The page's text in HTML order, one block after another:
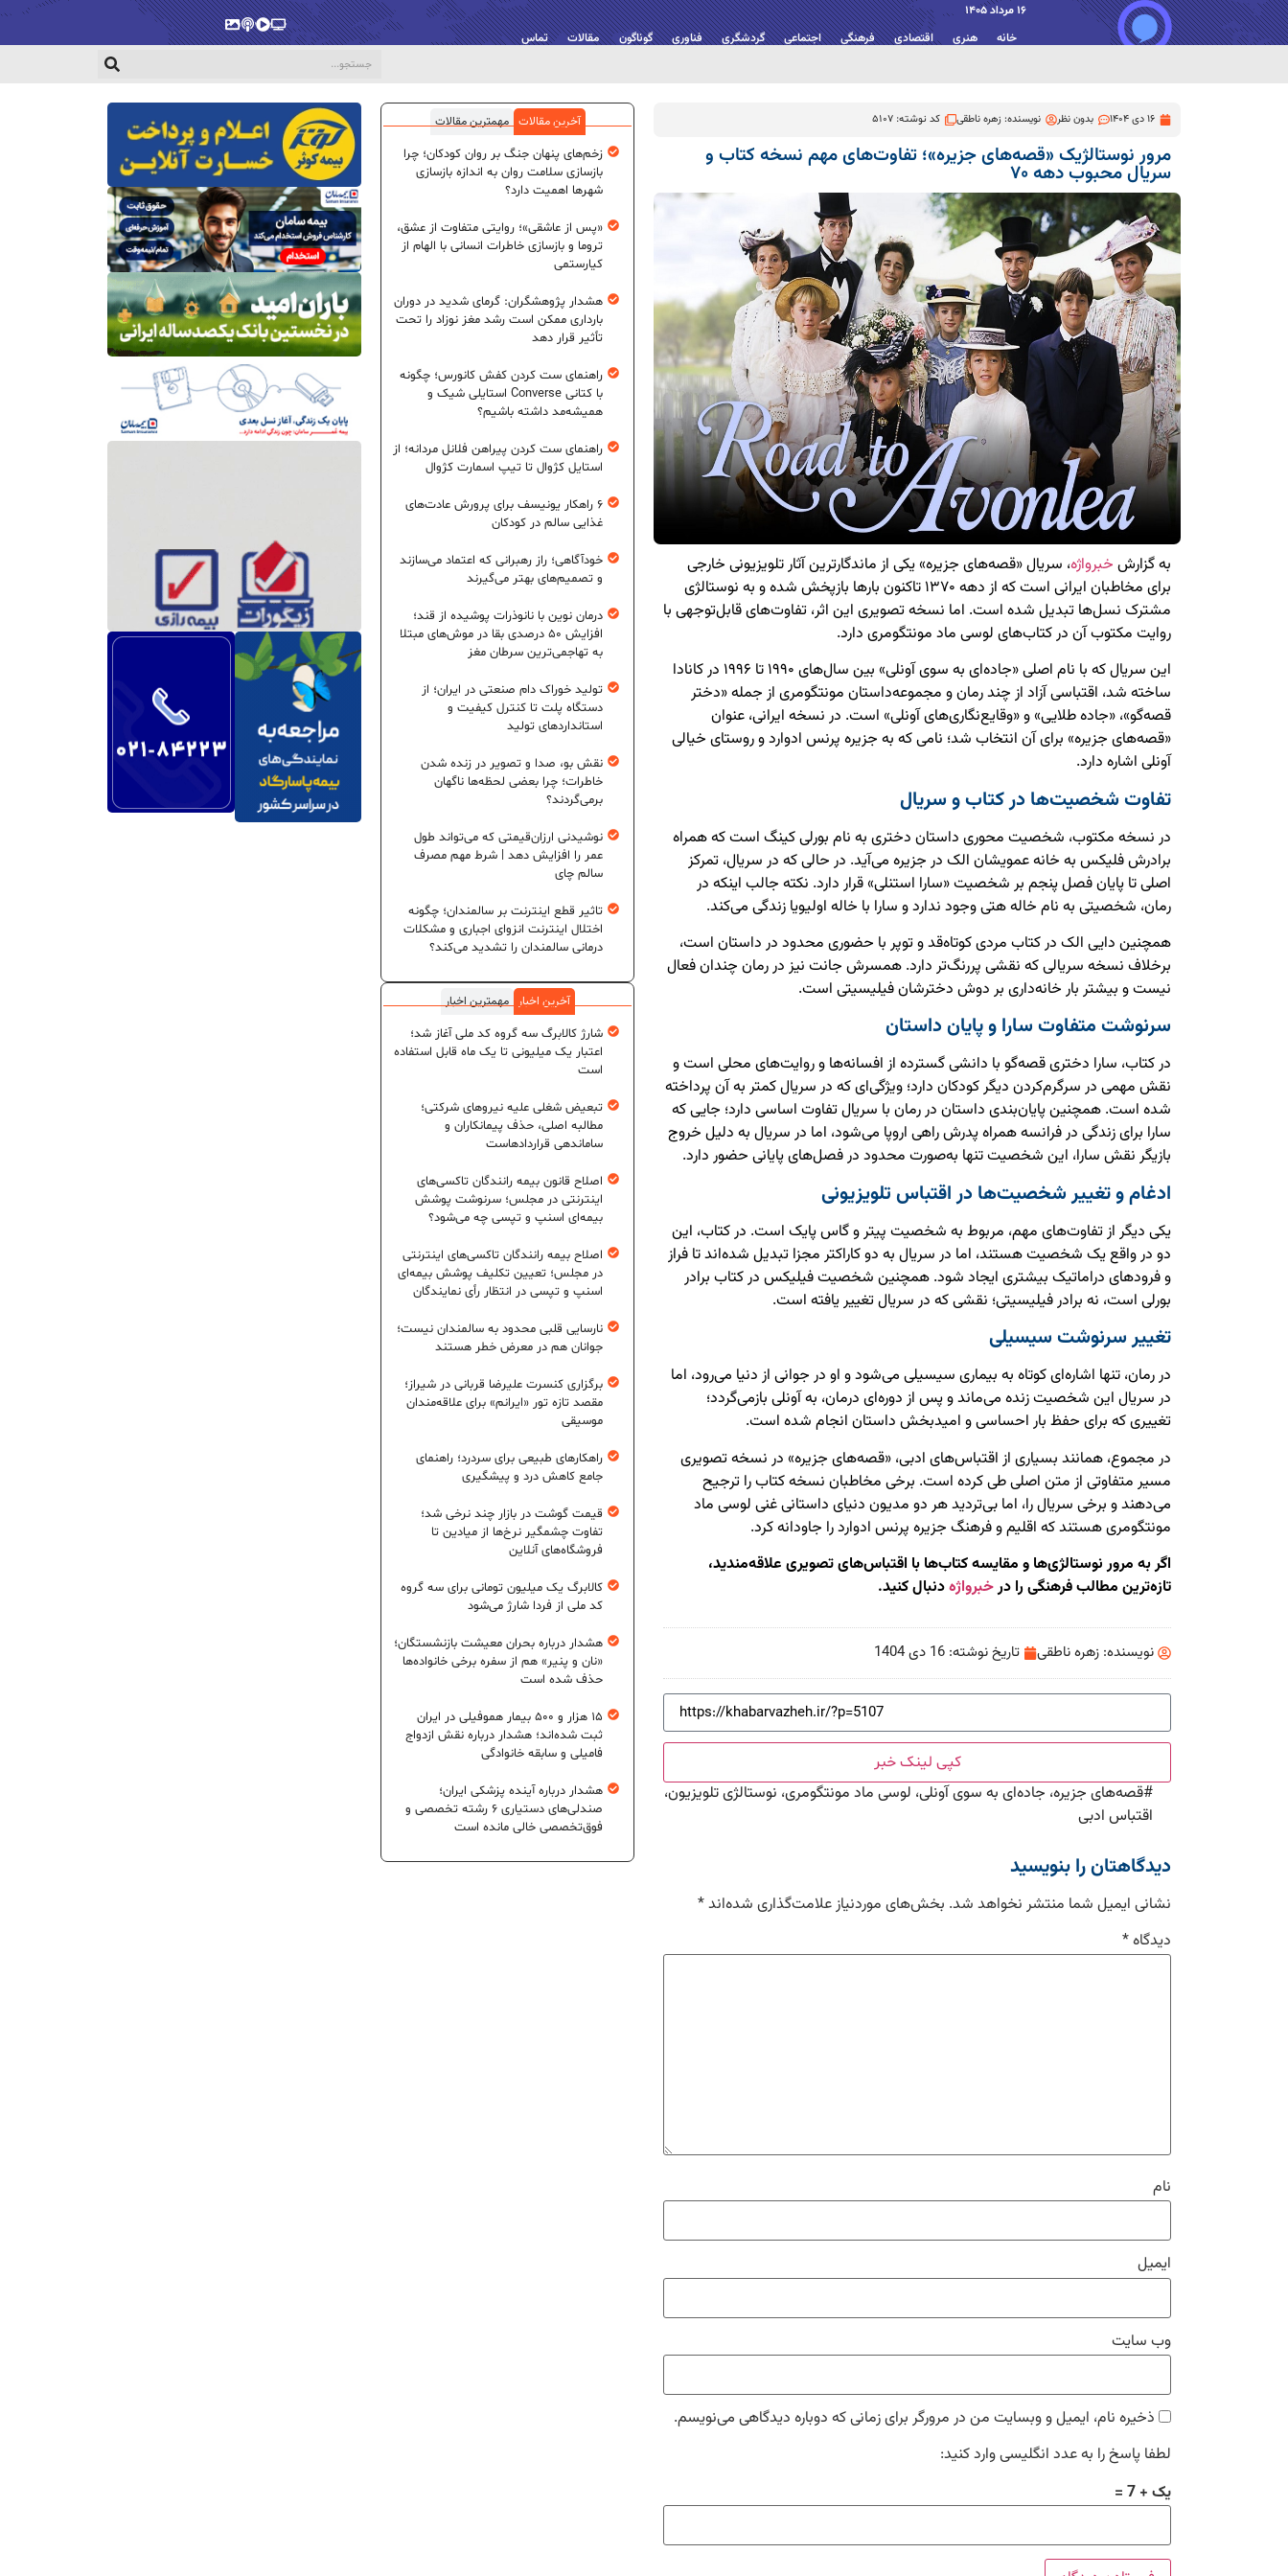
16 مرداد 1405
خانه هنری اقتصادی فرهنگی اجتماعی گردشگری فناوری گوناگون مقالات تماس
پخش‌زندهویدیو
پادکستگالری
16 دی 1404 بدون نظر نویسنده:زهره ناطقی کد نوشته: 5107
مرور نوستالژیک «قصه‌های جزیره»؛ تفاوت‌های مهم نسخه کتاب و
سریال محبوب دهه ۷۰
به گزارش خبرواژه، سریال «قصه‌های جزیره» یکی از ماندگارترین آثار تلویزیونی خارجی
برای مخاطبان ایرانی است که از دهه ۱۳۷۰ تاکنون بارها بازپخش شده و به نوستالژی
مشترک نسل‌ها تبدیل شده است. اما نسخه تصویری این اثر، تفاوت‌های قابل‌توجهی با
روایت مکتوب آن در کتاب‌های لوسی ماد مونتگومری دارد.
این سریال که با نام اصلی «جاده‌ای به سوی آونلی» بین سال‌های ۱۹۹۰ تا ۱۹۹۶ در کانادا
ساخته شد، اقتباسی آزاد از چند رمان و مجموعه‌داستان مونتگومری از جمله «دختر
قصه‌گو»، «جاده طلایی» و «وقایع‌نگاری‌های آونلی» است. در نسخه ایرانی، عنوان
«قصه‌های جزیره» برای آن انتخاب شد؛ نامی که به جزیره پرنس ادوارد و روستای خیالی
آونلی اشاره دارد.
تفاوت شخصیت‌ها در کتاب و سریال
در نسخه مکتوب، شخصیت محوری داستان دختری به نام بورلی کینگ است که همراه
برادرش فلیکس به خانه عمویشان الک در جزیره می‌آید. در حالی که در سریال، تمرکز
اصلی تا پایان فصل پنجم بر شخصیت «سارا استنلی» قرار دارد. نکته جالب اینکه در
رمان، شخصیتی به نام خاله هتی وجود ندارد و سارا با خاله اولیویا زندگی می‌کند.
همچنین دایی الک در کتاب مردی کوتاه‌قد و توپر با حضوری محدود در داستان است،
برخلاف نسخه سریالی که نقشی پررنگ‌تر دارد. همسرش جانت نیز در رمان چندان فعال
نیست و بیشتر بار خانه‌داری بر دوش دخترشان فیلیسیتی است.
سرنوشت متفاوت سارا و پایان داستان
در کتاب، سارا دختری قصه‌گو با دانشی گسترده از افسانه‌ها و روایت‌های محلی است و
نقش مهمی در سرگرم‌کردن دیگر کودکان دارد؛ ویژگی‌ای که در سریال کمتر به آن پرداخته
شده است. همچنین پایان‌بندی داستان در رمان با سریال تفاوت اساسی دارد؛ جایی که
سارا برای زندگی در فرانسه همراه پدرش راهی اروپا می‌شود، اما در سریال به دلیل خروج
بازیگر نقش سارا، این شخصیت تنها به‌صورت محدود در فصل‌های پایانی حضور دارد.
ادغام و تغییر شخصیت‌ها در اقتباس تلویزیونی
یکی دیگر از تفاوت‌های مهم، مربوط به شخصیت پیتر و گاس پایک است. در کتاب، این
دو در واقع یک شخصیت هستند، اما در سریال به دو کاراکتر مجزا تبدیل شده‌اند تا فراز
و فرودهای دراماتیک بیشتری ایجاد شود. همچنین شخصیت فیلیکس در کتاب برادر
بورلی است، نه برادر فیلیسیتی؛ نقشی که در سریال تغییر یافته است.
تغییر سرنوشت سیسیلی
در رمان، تنها اشاره‌ای کوتاه به بیماری سیسیلی می‌شود و او در جوانی از دنیا می‌رود، اما
در سریال این شخصیت زنده می‌ماند و پس از دوره‌ای درمان، به آونلی بازمی‌گردد؛
تغییری که برای حفظ بار احساسی و امیدبخش داستان انجام شده است.
در مجموع، همانند بسیاری از اقتباس‌های ادبی، «قصه‌های جزیره» در نسخه تصویری
مسیر متفاوتی از متن اصلی طی کرده است. برخی مخاطبان نسخه کتاب را ترجیح
می‌دهند و برخی سریال را، اما بی‌تردید هر دو مدیون دنیای داستانی غنی لوسی ماد
مونتگومری هستند که اقلیم و فرهنگ جزیره پرنس ادوارد را جاودانه کرد.
اگر به مرور نوستالژی‌ها و مقایسه کتاب‌ها با اقتباس‌های تصویری علاقه‌مندید،
تازه‌ترین مطالب فرهنگی را درخبرواژهدنبال کنید.
نویسنده: زهره ناطقی تاریخ نوشته: 16 دی 1404
کپی لینک خبر
#قصه‌های جزیره، جاده‌ای به سوی آونلی، لوسی ماد مونتگومری، نوستالژی تلویزیون،
اقتباس ادبی
دیدگاهتان را بنویسید
نشانی ایمیل شما منتشر نخواهد شد. بخش‌های موردنیاز علامت‌گذاری شده‌اند*
دیدگاه*
نام
ایمیل
وب‌ سایت
ذخیره نام، ایمیل و وبسایت من در مرورگر برای زمانی که دوباره دیدگاهی می‌نویسم.
لطفا پاسخ را به عدد انگلیسی وارد کنید:
یک + 7 =
آخرین مقالات مهمترین مقالات
زخم‌های پنهان جنگ بر روان کودکان؛ چرا
بازسازی سلامت روان به اندازه بازسازی
شهرها اهمیت دارد؟
«پس از عاشقی»؛ روایتی متفاوت از عشق،
تروما و بازسازی خاطرات انسانی با الهام از
کیارستمی
هشدار پژوهشگران: گرمای شدید در دوران
بارداری ممکن است رشد مغز نوزاد را تحت
تأثیر قرار دهد
راهنمای ست کردن کفش کانورس؛ چگونه
با کتانی Converse استایلی شیک و
همیشه‌مد داشته باشیم؟
راهنمای ست کردن پیراهن فلانل مردانه؛ از
استایل کژوال تا تیپ اسمارت کژوال
۶ راهکار یونیسف برای پرورش عادت‌های
غذایی سالم در کودکان
خودآگاهی؛ راز رهبرانی که اعتماد می‌سازند
و تصمیم‌های بهتر می‌گیرند
درمان نوین با نانوذرات پوشیده از قند؛
افزایش ۵۰ درصدی بقا در موش‌های مبتلا
به تهاجمی‌ترین سرطان مغز
تولید خوراک دام صنعتی در ایران؛ از
دستگاه پلت تا کنترل کیفیت و
استانداردهای تولید
نقش بو، صدا و تصویر در زنده شدن
خاطرات؛ چرا بعضی لحظه‌ها ناگهان
برمی‌گردند؟
نوشیدنی ارزان‌قیمتی که می‌تواند طول
عمر را افزایش دهد | شرط مهم مصرف
سالم چای
تاثیر قطع اینترنت بر سالمندان؛ چگونه
اختلال اینترنت انزوای اجباری و مشکلات
درمانی سالمندان را تشدید می‌کند؟
آخرین اخبار
مهمترین اخبار
شارژ کالابرگ سه گروه کد ملی آغاز شد؛
اعتبار یک میلیونی تا یک ماه قابل استفاده
است
تبعیض شغلی علیه نیروهای شرکتی؛
مطالبه اصلی، حذف پیمانکاران و
ساماندهی قراردادهاست
اصلاح قانون بیمه رانندگان تاکسی‌های
اینترنتی در مجلس؛ سرنوشت پوشش
بیمه‌ای اسنپ و تپسی چه می‌شود؟
اصلاح بیمه رانندگان تاکسی‌های اینترنتی
در مجلس؛ تعیین تکلیف پوشش بیمه‌ای
اسنپ و تپسی در انتظار رأی نمایندگان
نارسایی قلبی محدود به سالمندان نیست؛
جوانان هم در معرض خطر هستند
برگزاری کنسرت علیرضا قربانی در شیراز؛
مقصد تازه تور «ایرانم» برای علاقه‌مندان
موسیقی
راهکارهای طبیعی برای سردرد؛ راهنمای
جامع کاهش درد و پیشگیری
قیمت گوشت در بازار چند نرخی شد؛
تفاوت چشمگیر نرخ‌ها از میادین تا
فروشگاه‌های آنلاین
کالابرگ یک میلیون تومانی برای سه گروه
کد ملی از فردا شارژ می‌شود
هشدار درباره بحران معیشت بازنشستگان؛
«نان و پنیر» هم از سفره برخی خانواده‌ها
حذف شده است
۱۵ هزار و ۵۰۰ بیمار هموفیلی در ایران
ثبت شده‌اند؛ هشدار درباره نقش ازدواج
فامیلی و سابقه خانوادگی
هشدار درباره آینده پزشکی ایران؛
صندلی‌های دستیاری ۶ رشته تخصصی و
فوق‌تخصصی خالی مانده است